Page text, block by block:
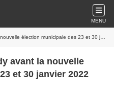
MENU
élection municipale des 23 et 30 janvier 2022
avant la nouvelle
et 30 janvier 2022